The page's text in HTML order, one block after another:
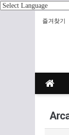
즐겨찾기